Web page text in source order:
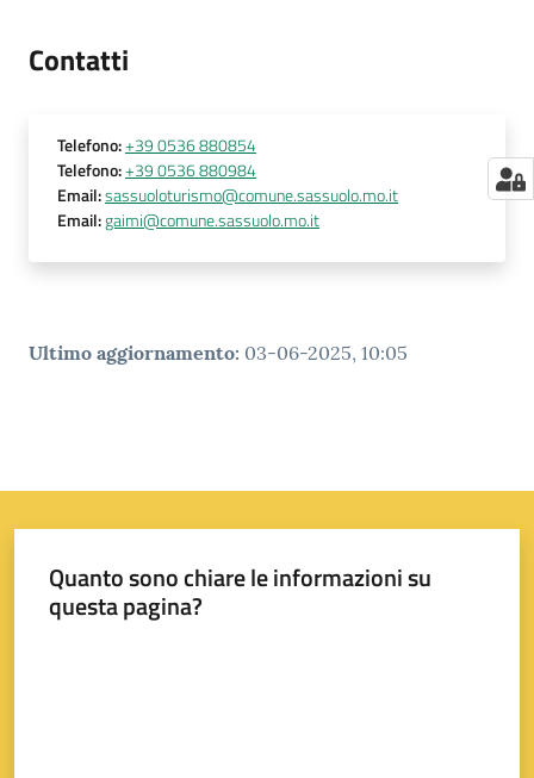
Contatti
Telefono:+39 0536 880854
Telefono:+39 0536 880984
Email:sassuoloturismo@comune.sassuolo.mo.it
Email:gaimi@comune.sassuolo.mo.it
Ultimo aggiornamento: 03-06-2025, 10:05
Quanto sono chiare le informazioni su
questa pagina?